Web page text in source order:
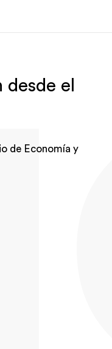
el
de Economía y